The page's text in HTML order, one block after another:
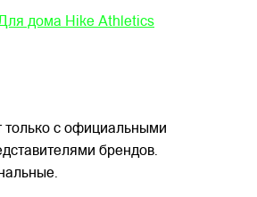
дома Hike Athletics
только с официальными
брендов.